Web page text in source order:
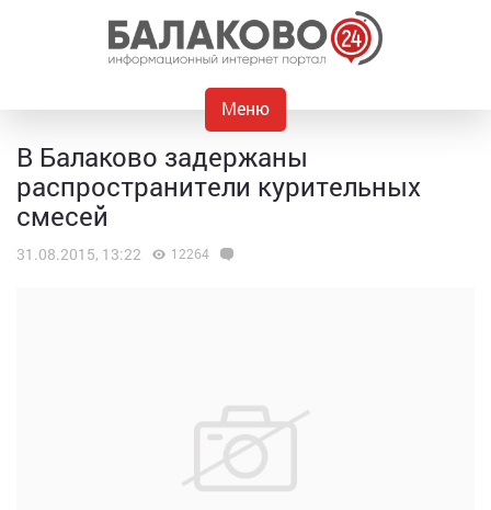
Меню
В Балаково задержаны
распространители курительных
смесей
31.08.2015, 13:22 12264